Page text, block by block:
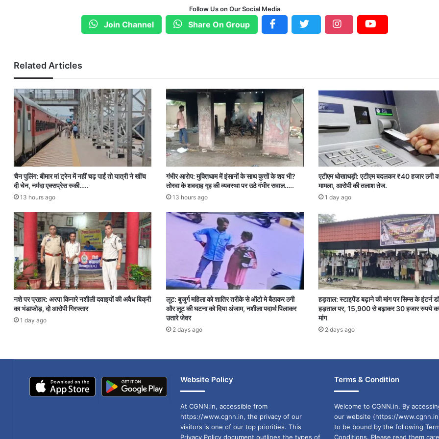
Follow Us on Our Social Media
Join Channel Share On Group
Related Articles
चैन पुलिंग: बीमार मां ट्रेन में नहीं चढ़ पाईं तो यात्री ने खींच
दी चेन, नर्मदा एक्सप्रेस रुकी…..
13 hours ago
गंभीर आरोप: मुक्तिधाम में इंसानों के साथ कुत्तों के शव भी?
तोरवा के शवदाह गृह की व्यवस्था पर उठे गंभीर सवाल…..
13 hours ago
एटीएम धोखाधड़ी: एटीएम बदलकर ₹40 हजार ठगी
मामला, आरोपी की तलाश तेज.
1 day ago
नशे पर प्रहार: अरपा किनारे नशीली दवाइयों की अवैध बिक्री
का भंडाफोड़, दो आरोपी गिरफ्तार
1 day ago
लूट: बुजुर्ग महिला को शातिर तरीके से ऑटो मे बैठाकर ठगी
और लूट की घटना को दिया अंजाम, नशीला पदार्थ पिलाकर
उतारे जेवर
2 days ago
हड़ताल: स्टाइपेंड बढ़ाने की मांग पर सिम्स के इंटर्न
हड़ताल पर, 15,900 से बढ़ाकर 30 हजार रुपये
मांग
2 days ago
Website Policy
At CGNN.in, accessible from
https://www.cgnn.in, the privacy of our
visitors is one of our top priorities. This
Privacy Policy document outlines the types of
Terms & Condition
Welcome to CGNN.in. By
our website (https://
to be bound by the following
Conditions. Please read them